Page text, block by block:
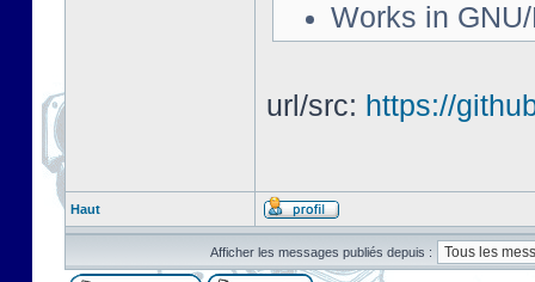
Works in
url/src: https://
Haut
Afficher les messages publiés depuis :